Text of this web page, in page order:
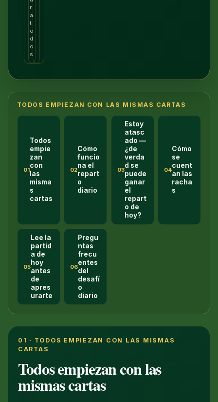
r
a
t
o
d
o
s
TODOS EMPIEZAN CON LAS MISMAS CARTAS
01
Todos
empie
zan
con
las
misma
s
cartas
02
Cómo
funcio
na el
repart
o
diario
03
Estoy
atasc
ado —
¿de
verda
d se
puede
ganar
el
repart
o de
hoy?
04
Cómo
se
cuent
an las
racha
s
05
Lee la
partid
a de
hoy
antes
de
apres
urarte
06
Pregu
ntas
frecu
entes
del
desafí
o
diario
01 · TODOS EMPIEZAN CON LAS MISMAS
CARTAS
Todos empiezan con las
mismas cartas